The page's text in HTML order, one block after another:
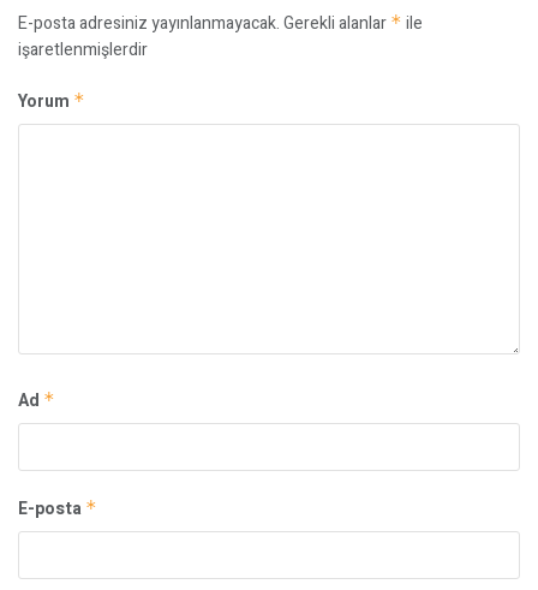
E-posta adresiniz yayınlanmayacak.Gerekli alanlar * ile
işaretlenmişlerdir
Yorum *
Ad *
E-posta *